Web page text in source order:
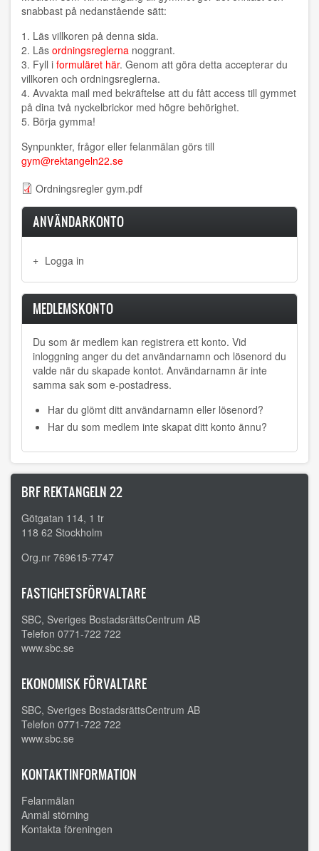
snabbast på nedanstående sätt:
1. Läs villkoren på denna sida.
2. Läs ordningsreglerna noggrant.
3. Fyll i formuläret här. Genom att göra detta accepterar du
villkoren och ordningsreglerna.
4. Avvakta mail med bekräftelse att du fått access till gymmet
på dina två nyckelbrickor med högre behörighet.
5. Börja gymma!
Synpunkter, frågor eller felanmälan görs till
gym@rektangeln22.se
Ordningsregler gym.pdf
ANVÄNDARKONTO
Logga in
MEDLEMSKONTO
Du som är medlem kan registrera ett konto. Vid
inloggning anger du det användarnamn och lösenord du
valde när du skapade kontot. Användarnamn är inte
samma sak som e-postadress.
Har du glömt ditt användarnamn eller lösenord?
Har du som medlem inte skapat ditt konto ännu?
BRF REKTANGELN 22
Götgatan 114, 1 tr
118 62 Stockholm
Org.nr 769615-7747
FASTIGHETSFÖRVALTARE
SBC, Sveriges BostadsrättsCentrum AB
Telefon 0771-722 722
www.sbc.se
EKONOMISK FÖRVALTARE
SBC, Sveriges BostadsrättsCentrum AB
Telefon 0771-722 722
www.sbc.se
KONTAKTINFORMATION
Felanmälan
Anmäl störning
Kontakta föreningen